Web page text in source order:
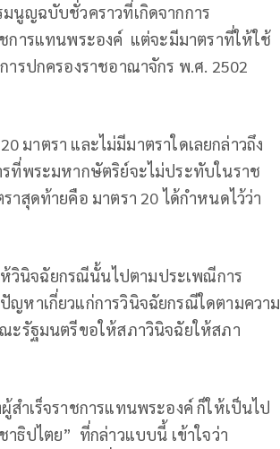
นูญฉบับชั่วคราวที่เกิดจากการ
การแทนพระองค์ แต่จะมีมาตราที่ให้ใช้
รปกครองราชอาณาจักร พ.ศ. 2502
มาตรา และไม่มีมาตราใดเลยกล่าวถึง
รที่พระมหากษัตริย์จะไม่ประทับในราช
สุดท้ายคือ มาตรา 20 ได้กำหนดไว้ว่า
วินิจฉัยกรณีนั้นไปตามประเพณีการ
หาเกี่ยวแก่การวินิจฉัยกรณีใดตามความ
ะรัฐมนตรีขอให้สภาวินิจฉัยให้สภา
ำเร็จราชการแทนพระองค์ ก็ให้เป็นไป
ธิปไตย” ที่กล่าวแบบนี้ เข้าใจว่า